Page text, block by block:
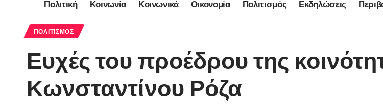
Πολιτική Κοινωνία Κοινωνικά Οικονομία Πολιτισμός Εκδηλώσεις
ΠΟΛΙΤΙΣΜΌΣ
Ευχές του προέδρου της
Κωνσταντίνου Ρόζα